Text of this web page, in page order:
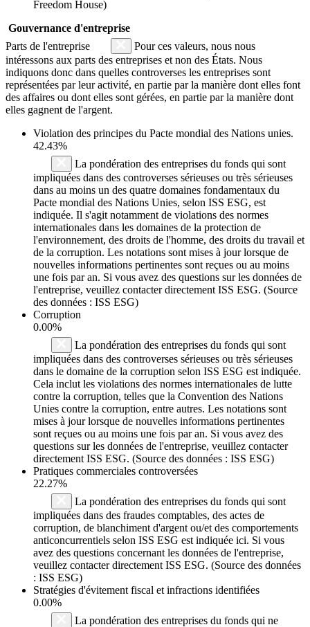
Freedom House)
Gouvernance d'entreprise
Parts de l'entreprise
Pour ces valeurs, nous nous
intéressons aux parts des entreprises et non des États. Nous
indiquons donc dans quelles controverses les entreprises sont
représentées par leur activité, en partie par la manière dont elles font
des affaires ou dont elles sont gérées, en partie par la manière dont
elles gagnent de l'argent.
Violation des principes du Pacte mondial des Nations unies.
42.43%
La pondération des entreprises du fonds qui sont
impliquées dans des controverses sérieuses ou très sérieuses
dans au moins un des quatre domaines fondamentaux du
Pacte mondial des Nations Unies, selon ISS ESG, est
indiquée. Il s'agit notamment de violations des normes
internationales dans les domaines de la protection de
l'environnement, des droits de l'homme, des droits du travail et
de la corruption. Les notations sont mises à jour lorsque de
nouvelles informations pertinentes sont reçues ou au moins
une fois par an. Si vous avez des questions sur les données de
l'entreprise, veuillez contacter directement ISS ESG. (Source
des données : ISS ESG)
Corruption
0.00%
La pondération des entreprises du fonds qui sont
impliquées dans des controverses sérieuses ou très sérieuses
dans le domaine de la corruption selon ISS ESG est indiquée.
Cela inclut les violations des normes internationales de lutte
contre la corruption, telles que la Convention des Nations
Unies contre la corruption, entre autres. Les notations sont
mises à jour lorsque de nouvelles informations pertinentes
sont reçues ou au moins une fois par an. Si vous avez des
questions sur les données de l'entreprise, veuillez contacter
directement ISS ESG. (Source des données : ISS ESG)
Pratiques commerciales controversées
22.27%
La pondération des entreprises du fonds qui sont
impliquées dans des fraudes comptables, des actes de
corruption, de blanchiment d'argent ou/et des comportements
anticoncurrentiels selon ISS ESG est indiquée ici. Si vous
avez des questions concernant les données de l'entreprise,
veuillez contacter directement ISS ESG. (Source des données
: ISS ESG)
Stratégies d'évitement fiscal et infractions identifiées
0.00%
La pondération des entreprises du fonds qui ne